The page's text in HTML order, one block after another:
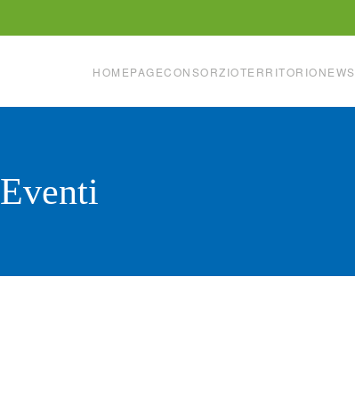
HOMEPAGECONSORZIOTERRITORIONEWS
Eventi